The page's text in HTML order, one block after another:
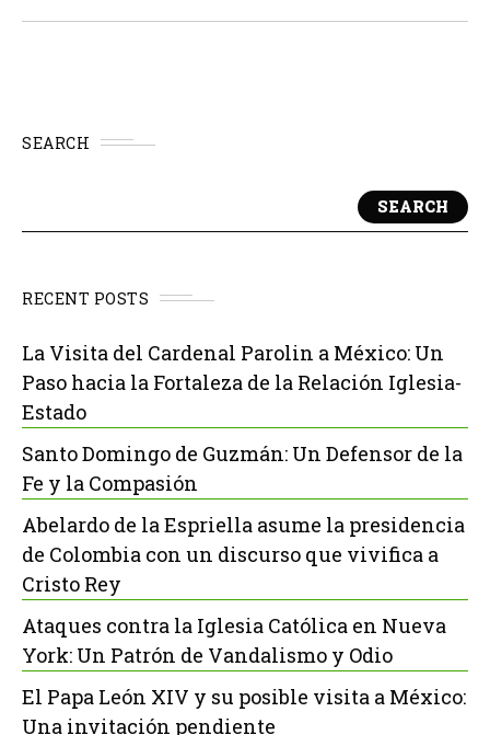
SEARCH
SEARCH
RECENT POSTS
La Visita del Cardenal Parolin a México: Un
Paso hacia la Fortaleza de la Relación Iglesia-
Estado
Santo Domingo de Guzmán: Un Defensor de la
Fe y la Compasión
Abelardo de la Espriella asume la presidencia
de Colombia con un discurso que vivifica a
Cristo Rey
Ataques contra la Iglesia Católica en Nueva
York: Un Patrón de Vandalismo y Odio
El Papa León XIV y su posible visita a México:
Una invitación pendiente